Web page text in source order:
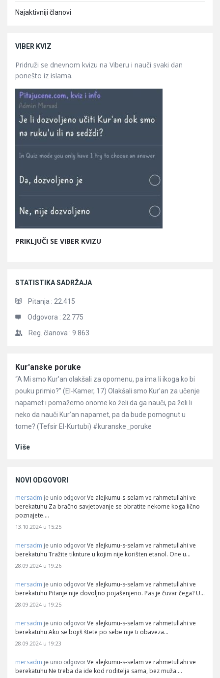
Najaktivniji članovi
VIBER KVIZ
Pridruži se dnevnom kvizu na Viberu i nauči svaki dan
ponešto iz islama.
PRIKLJUČI SE VIBER KVIZU
STATISTIKA SADRŽAJA
Pitanja : 22.415
Odgovora : 22.775
Reg. članova : 9.863
Članci
Kur'anske poruke
“A Mi smo Kur'an olakšali za opomenu, pa ima li ikoga ko bi
pouku primio?” (El-Kamer, 17) Olakšali smo Kur’an za učenje
napamet i pomažemo onome ko želi da ga nauči, pa želi li
neko da nauči Kur’an napamet, pa da bude pomognut u
tome? (Tefsir El-Kurtubi) #kuranske_poruke
Više
NOVI ODGOVORI
mersadm je unio odgovor Ve alejkumu-s-selam ve rahmetullahi ve
berekatuhu Za bračno savjetovanje se obratite nekome koga lično
poznajete.…
13.10.2024 u 15:25
mersadm je unio odgovor Ve alejkumu-s-selam ve rahmetullahi ve
berekatuhu Tražite tiknture u kojim nije korišten etanol. One u…
28.09.2024 u 19:26
mersadm je unio odgovor Ve alejkumu-s-selam ve rahmetullahi ve
berekatuhu Pitanje nije dovoljno pojašenjeno. Pas je čuvar čega? U…
28.09.2024 u 19:25
mersadm je unio odgovor Ve alejkumu-s-selam ve rahmetullahi ve
berekatuhu Ako se bojiš štete po sebe nije ti obaveza…
28.09.2024 u 19:23
mersadm je unio odgovor Ve alejkumu-s-selam ve rahmetullahi ve
berekatuhu Ne treba da ide kod roditelja sama, bez muža.…